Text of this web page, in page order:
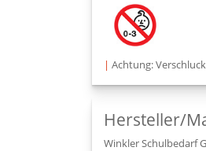
| Achtung:
Hersteller/
Winkler Schulbedarf